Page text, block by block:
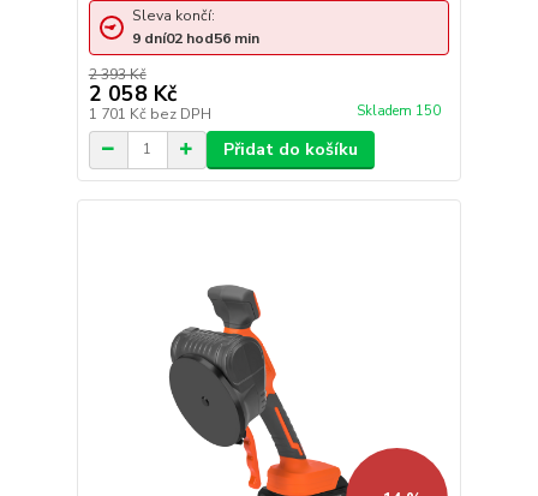
2 393 Kč
2 058 Kč
1 701 Kč bez DPH Skladem 150
Sleva končí:
9 dní02 hod56 min
Přidat do košíku